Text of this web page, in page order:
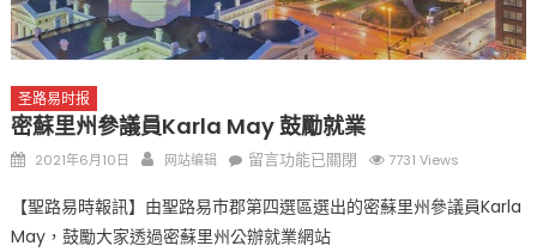
圣路易时报
密蘇里州參議員Karla May 鼓勵就業
Posted
2021年6月10日 Author
网站编辑
在
蘇
里
留言功能已關閉 7731 Views
【聖路易時報訊】由聖路易市郡第四選區選出的密蘇里州參議員Karla
May，鼓勵大家透過密蘇里州公辦就業網站